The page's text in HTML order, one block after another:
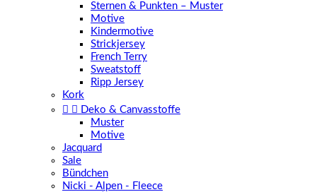
Sternen & Punkten – Muster
Motive
Kindermotive
Strickjersey
French Terry
Sweatstoff
Ripp Jersey
Kork
  Deko & Canvasstoffe
Muster
Motive
Jacquard
Sale
Bündchen
Nicki - Alpen - Fleece